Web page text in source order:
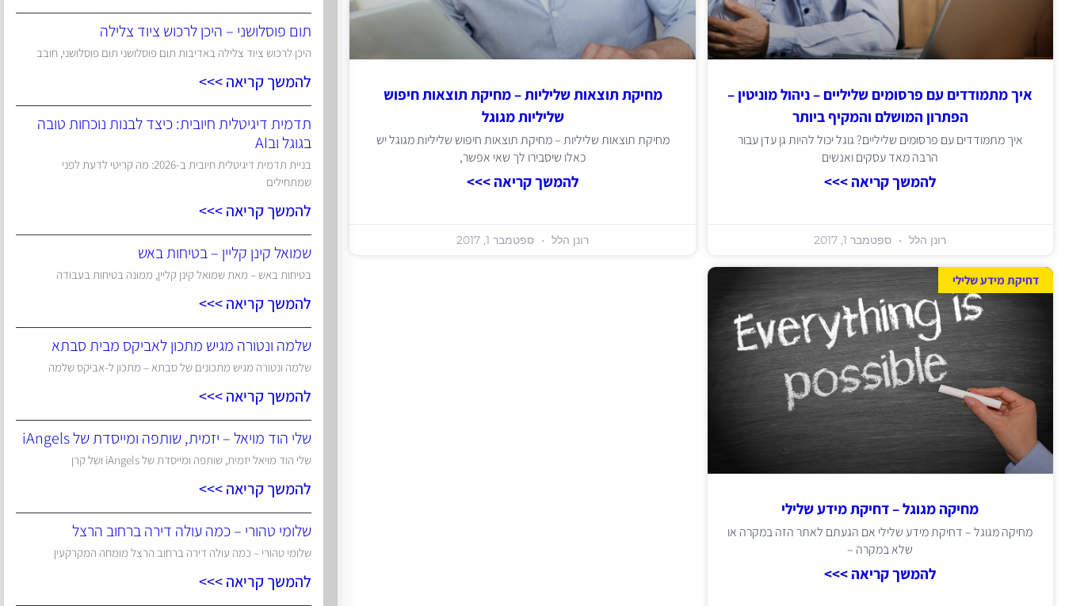
איך מתמודדים עם פרסומים שליליים – ניהול מוניטין –
הפתרון המושלם והמקיף ביותר
איך מתמודדים עם פרסומים שליליים? גוגל יכול להיות גן עדן עבור
הרבה מאד עסקים ואנשים
להמשך קריאה >>>
רונן הלל ספטמבר 1, 2017
מחיקת תוצאות שליליות – מחיקת תוצאות חיפוש
שליליות מגוגל
מחיקת תוצאות שליליות – מחיקת תוצאות חיפוש שליליות מגוגל יש
כאלו שיסבירו לך שאי אפשר,
להמשך קריאה >>>
רונן הלל ספטמבר 1, 2017
דחיקת מידע שלילי
מחיקה מגוגל – דחיקת מידע שלילי
מחיקה מגוגל – דחיקת מידע שלילי אם הגעתם לאתר הזה במקרה או
שלא במקרה –
להמשך קריאה >>>
תום פוסלושני – היכן לרכוש ציוד צלילה
היכן לרכוש ציוד צלילה באדיבות תום פוסלושני תום פוסלושני, חובב
להמשך קריאה >>>
תדמית דיגיטלית חיובית: כיצד לבנות נוכחות טובה
בגוגל ובAI
בניית תדמית דיגיטלית חיובית ב-2026: מה קריטי לדעת לפני
שמתחילים
להמשך קריאה >>>
שמואל קינן קליין – בטיחות באש
בטיחות באש – מאת שמואל קינן קליין, ממונה בטיחות בעבודה
להמשך קריאה >>>
שלמה ונטורה מגיש מתכון לאביקס מבית סבתא
שלמה ונטורה מגיש מתכונים של סבתא – מתכון ל-אביקס שלמה
להמשך קריאה >>>
שלי הוד מויאל – יזמית, שותפה ומייסדת של iAngels
שלי הוד מויאל יזמית, שותפה ומייסדת של iAngels ושל קרן
להמשך קריאה >>>
שלומי טהורי – כמה עולה דירה ברחוב הרצל
שלומי טהורי – כמה עולה דירה ברחוב הרצל מומחה המקרקעין
להמשך קריאה >>>